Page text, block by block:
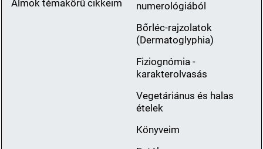
Álmok témakörű cikkeim
numerológiából
Bőrléc-rajzolatok
(Dermatoglyphia)
Fiziognómia -
karakterolvasás
Vegetáriánus és halas
ételek
Könyveim